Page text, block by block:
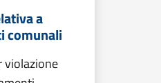
a
comunali
violazione